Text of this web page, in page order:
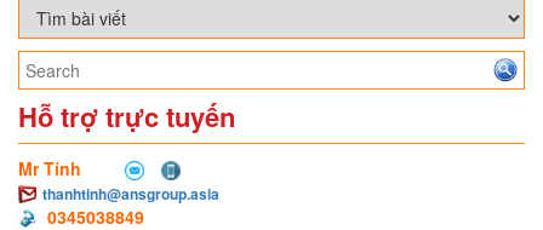
Hỗ trợ trực tuyến
Mr Tính
thanhtinh@ansgroup.asia
0345038849